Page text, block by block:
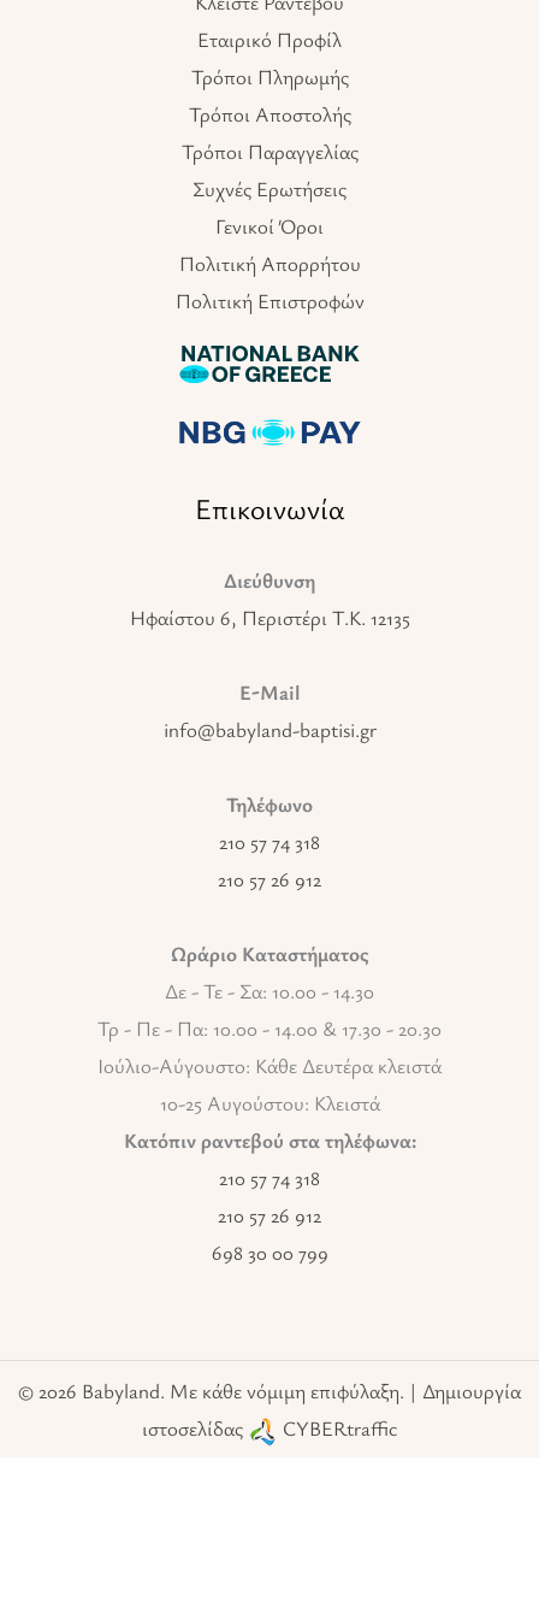
Εταιρικό Προφίλ
Τρόποι Πληρωμής
Τρόποι Αποστολής
Τρόποι Παραγγελίας
Συχνές Ερωτήσεις
Γενικοί Όροι
Πολιτική Απορρήτου
Πολιτική Επιστροφών
Επικοινωνία
Διεύθυνση
Ηφαίστου 6, Περιστέρι T.K. 12135
E-Mail
info@babyland-baptisi.gr
Τηλέφωνο
210 57 74 318
210 57 26 912
Ωράριο Καταστήματος
Δε - Τε - Σα: 10.00 - 14.30
Τρ - Πε - Πα: 10.00 - 14.00 & 17.30 - 20.30
Ιούλιο-Αύγουστο: Κάθε Δευτέρα κλειστά
10-25 Αυγούστου: Κλειστά
Κατόπιν ραντεβού στα τηλέφωνα:
210 57 74 318
210 57 26 912
698 30 00 799
© 2026 Babyland. Με κάθε νόμιμη επιφύλαξη. | Δημιουργία
ιστοσελίδας
CYBERtraffic